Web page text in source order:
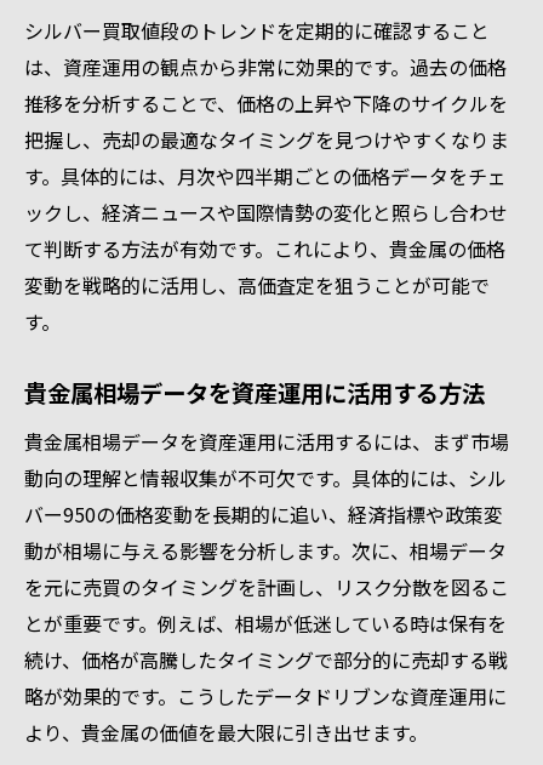
シルバー買取値段のトレンドを定期的に確認すること
は、資産運用の観点から非常に効果的です。過去の価格
推移を分析することで、価格の上昇や下降のサイクルを
把握し、売却の最適なタイミングを見つけやすくなりま
す。具体的には、月次や四半期ごとの価格データをチェ
ックし、経済ニュースや国際情勢の変化と照らし合わせ
て判断する方法が有効です。これにより、貴金属の価格
変動を戦略的に活用し、高価査定を狙うことが可能で
す。
貴金属相場データを資産運用に活用する方法
貴金属相場データを資産運用に活用するには、まず市場
動向の理解と情報収集が不可欠です。具体的には、シル
バー950の価格変動を長期的に追い、経済指標や政策変
動が相場に与える影響を分析します。次に、相場データ
を元に売買のタイミングを計画し、リスク分散を図るこ
とが重要です。例えば、相場が低迷している時は保有を
続け、価格が高騰したタイミングで部分的に売却する戦
略が効果的です。こうしたデータドリブンな資産運用に
より、貴金属の価値を最大限に引き出せます。